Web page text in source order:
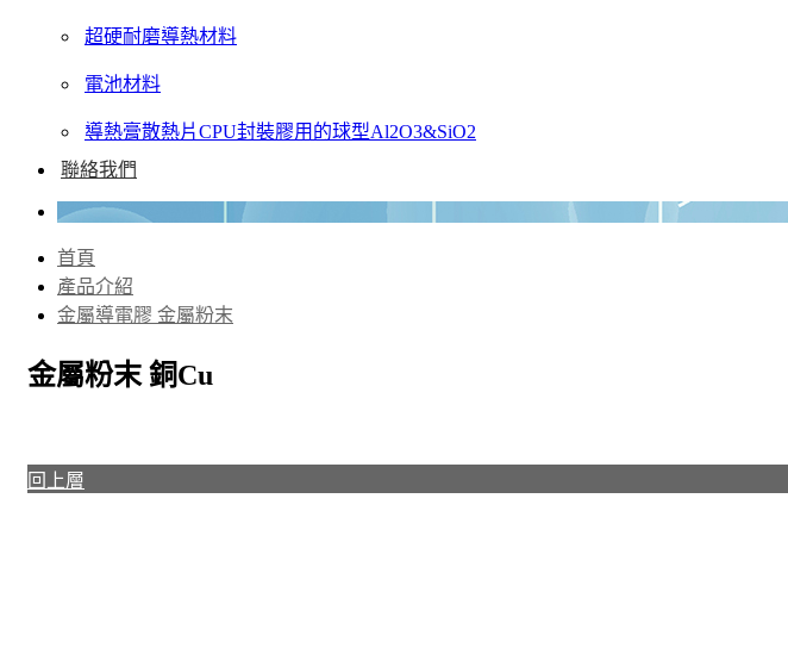
超硬耐磨導熱材料
電池材料
導熱膏散熱片CPU封裝膠用的球型Al2O3&SiO2
聯絡我們
首頁
產品介紹
金屬導電膠 金屬粉末
金屬粉末 銅Cu
回上層